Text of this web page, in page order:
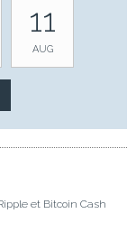
11
AUG
et Bitcoin Cash